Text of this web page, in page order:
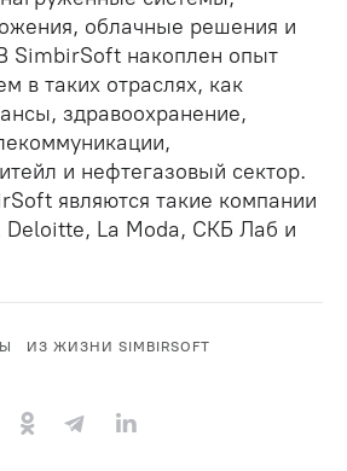
облачные решения и
SimbirSoft накоплен опыт
в таких отраслях, как
здравоохранение,
и нефтегазовый сектор.
являются такие компании
Deloitte, La Moda, СКБ Лаб и
ИЗ ЖИЗНИ SIMBIRSOFT